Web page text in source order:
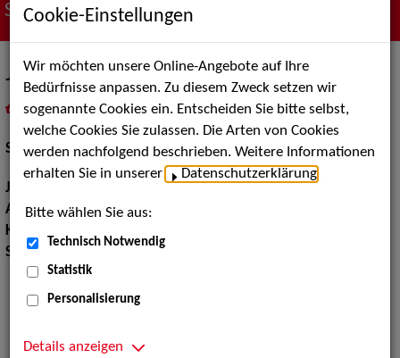
Suche nach Künstler*innen
Jacky Ballon
als PDF speichern
inMeine Merklistelegen
Schauspiel:Film und TV
Jahrgang:
Augenfarbe:braun
Körpergröße:
Sprachen:
Cookie-Einstellungen
Wir möchten unsere Online-Angebote auf Ihre
Bedürfnisse anpassen. Zu diesem Zweck setzen wir
sogenannte Cookies ein. Entscheiden Sie bitte selbst,
welche Cookies Sie zulassen. Die Arten von Cookies
werden nachfolgend beschrieben. Weitere Informationen
erhalten Sie in unserer
Datenschutzerklärung
Bitte wählen Sie aus:
Technisch Notwendig
Statistik
Personalisierung
Details anzeigen